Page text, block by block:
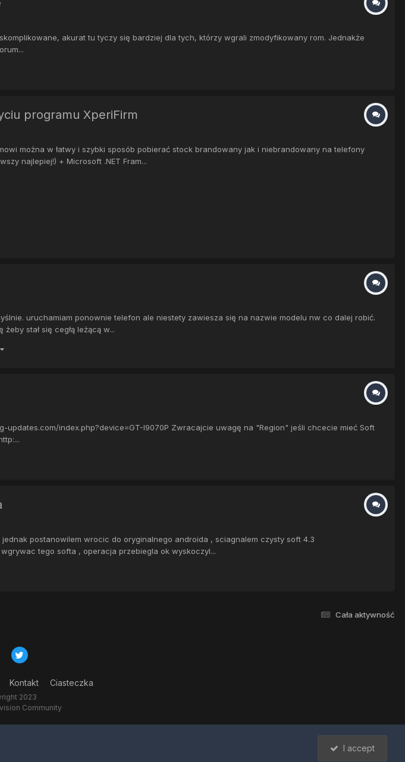
akurat tu tyczy się bardziej dla tych, którzy wgrali zmodyfikowany rom. Jednakże
programu XperiFirm
można w łatwy i szybki sposób pobierać stock brandowany jak i niebrandowany na telefony
najlepiej!) + Microsoft .NET Fram...
uruchamiam ponownie telefon ale niestety zawiesza się na nazwie modelu nw co dalej robić.
stał się cegłą leżącą w...
updates.com/index.php?device=GT-I9070P Zwracajcie uwagę na "Region" jeśli chcecie mieć Soft
postanowilem wrocic do oryginalnego androida , sciagnalem czysty soft 4.3
wgrywac tego softa , operacja przebiegla ok wyskoczyl...
Cała aktywność
Kontakt Ciasteczka
2023
Community
I accept